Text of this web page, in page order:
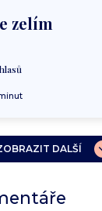
zelím
DALŠÍ